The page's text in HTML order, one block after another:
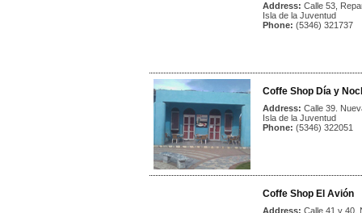
Address: Calle 53,
Isla de la Juventud
Phone: (5346) 321737
Coffe Shop Día y
Address: Calle 39.
Isla de la Juventud
Phone: (5346) 322051
Coffe Shop El Avión
Address: Calle 41 y 40.